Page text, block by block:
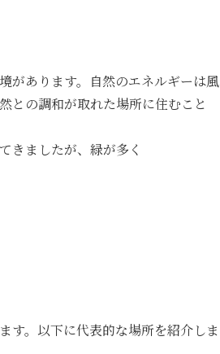
があります。自然のエネルギーは風
との調和が取れた場所に住むこと
きましたが、緑が多く
す。以下に代表的な場所を紹介しま